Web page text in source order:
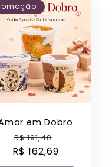
em Dobro
Preço
normal
R$ 191,40
R$ 162,69